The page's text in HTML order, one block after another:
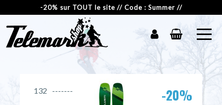
-20% sur TOUT le site // Code : Summer //
132 -20%